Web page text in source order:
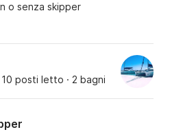
o senza skipper
10 posti letto · 2 bagni